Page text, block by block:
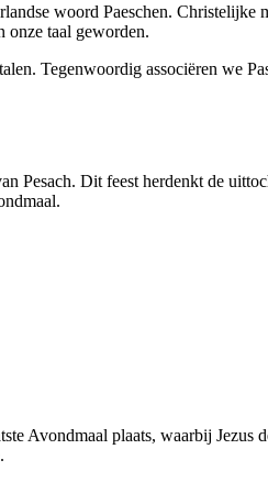
woord Paeschen. Christelijke
onze taal geworden.
Tegenwoordig associëren we
Pesach. Dit feest herdenkt de
.
Avondmaal plaats, waarbij Jezus